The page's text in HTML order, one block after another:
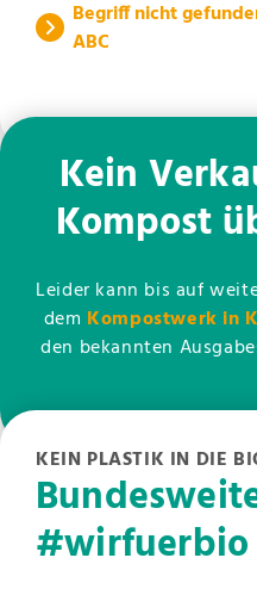
Begriff nicht
ABC
Kein
Kompost
Leider kann bis auf
dem Kompostwerk in
den bekannten
KEIN PLASTIK IN DIE
#wirfuerbio